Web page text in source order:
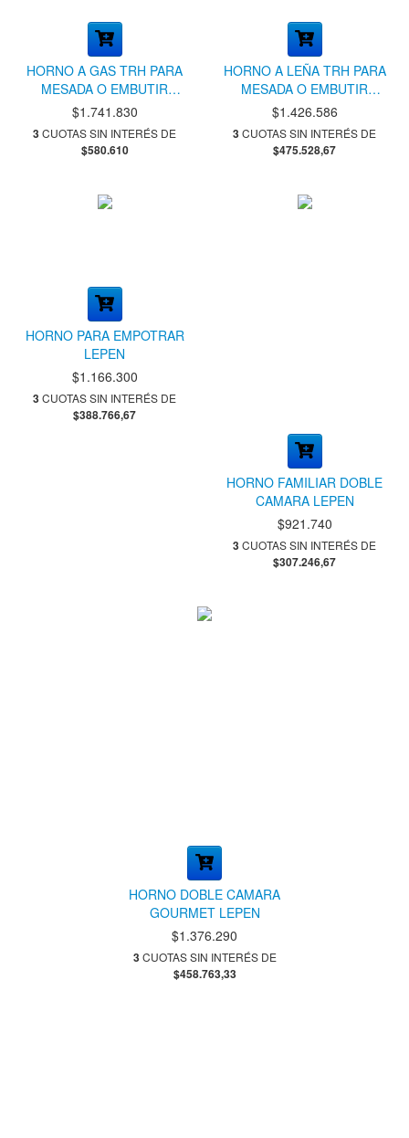
HORNO A GAS TRH PARA
MESADA O EMBUTIR
TROMEN
$1.741.830
3CUOTAS SIN INTERÉS DE
$580.610
HORNO A LEÑA TRH PARA
MESADA O EMBUTIR
TROMEN
$1.426.586
3CUOTAS SIN INTERÉS DE
$475.528,67
HORNO PARA EMPOTRAR
LEPEN
$1.166.300
3CUOTAS SIN INTERÉS DE
$388.766,67
HORNO FAMILIAR DOBLE
CAMARA LEPEN
$921.740
3CUOTAS SIN INTERÉS DE
$307.246,67
HORNO DOBLE CAMARA
GOURMET LEPEN
$1.376.290
3CUOTAS SIN INTERÉS DE
$458.763,33